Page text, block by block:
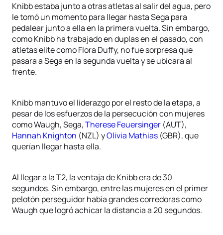
Knibb estaba junto a otras atletas al salir del agua, pero
le tomó un momento para llegar hasta Sega para
pedalear junto a ella en la primera vuelta. Sin embargo,
como Knibb ha trabajado en duplas en el pasado, con
atletas elite como Flora Duffy, no fue sorpresa que
pasara a Sega en la segunda vuelta y se ubicara al
frente.
Knibb mantuvo el liderazgo por el resto de la etapa, a
pesar de los esfuerzos de la persecución con mujeres
como Waugh, Sega,Therese Feuersinger (AUT),
Hannah Knighton (NZL) yOlivia Mathias (GBR), que
querían llegar hasta ella.
Al llegar a la T2, la ventaja de Knibb era de 30
segundos. Sin embargo, entre las mujeres en el primer
pelotón perseguidor había grandes corredoras como
Waugh que logró achicar la distancia a 20 segundos.